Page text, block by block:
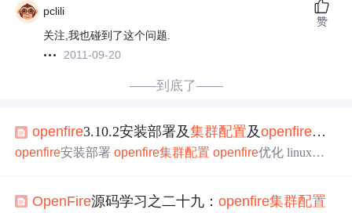
pclili
关注,我也碰到了这个问题.
2011-09-20
赞
——到底了——
openfire3.10.2安装部署及集群配置及openfire优化
openfire安装部署openfire集群配置 openfire优化 linux下
OpenFire源码学习之二十九：openfire集群配置